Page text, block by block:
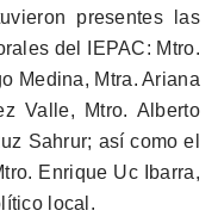
presentes las
del IEPAC: Mtro.
Medina, Mtra. Ariana
Valle, Mtro. Alberto
Sahrur; así como el
Enrique Uc Ibarra,
local.